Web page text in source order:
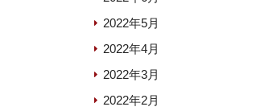
2022年5月
2022年4月
2022年3月
2022年2月